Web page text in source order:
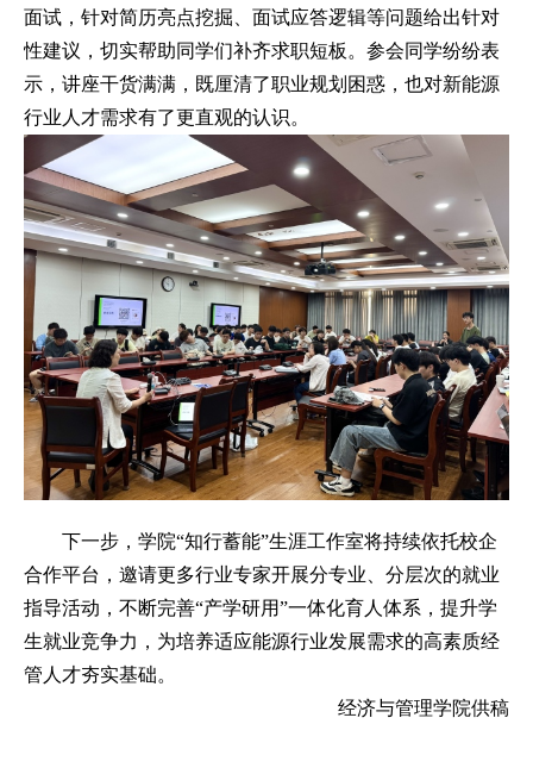
面试，针对简历亮点挖掘、面试应答逻辑等问题给出针对
性建议，切实帮助同学们补齐求职短板。参会同学纷纷表
示，讲座干货满满，既厘清了职业规划困惑，也对新能源
行业人才需求有了更直观的认识。
下一步，学院“知行蓄能”生涯工作室将持续依托校企
合作平台，邀请更多行业专家开展分专业、分层次的就业
指导活动，不断完善“产学研用”一体化育人体系，提升学
生就业竞争力，为培养适应能源行业发展需求的高素质经
管人才夯实基础。
经济与管理学院供稿